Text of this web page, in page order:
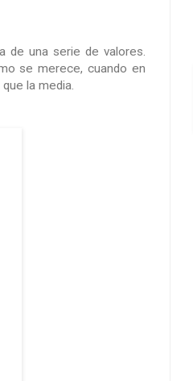
de una serie de valores.
se merece, cuando en
la media.